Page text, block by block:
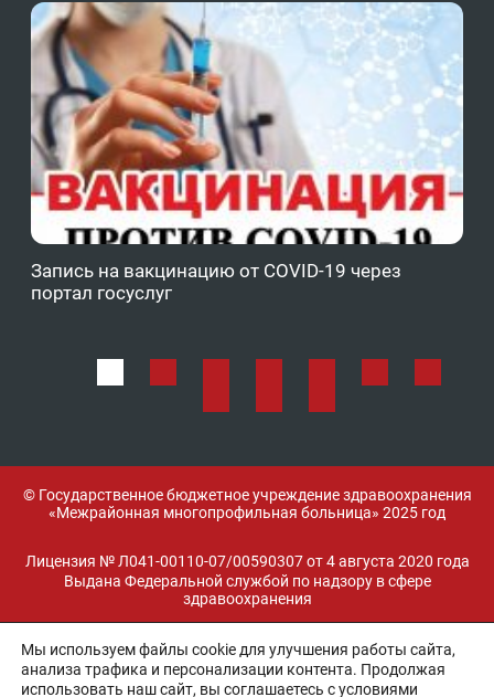
Запись на вакцинацию от COVID-19 через
портал госуслуг
© Государственное бюджетное учреждение здравоохранения
«Межрайонная многопрофильная больница» 2025 год
Лицензия № Л041-00110-07/00590307 от 4 августа 2020 года
Выдана Федеральной службой по надзору в сфере
здравоохранения
Разработка и поддержка:
Мы используем файлы cookie для улучшения работы сайта,
анализа трафика и персонализации контента. Продолжая
использовать наш сайт, вы соглашаетесь с условиями